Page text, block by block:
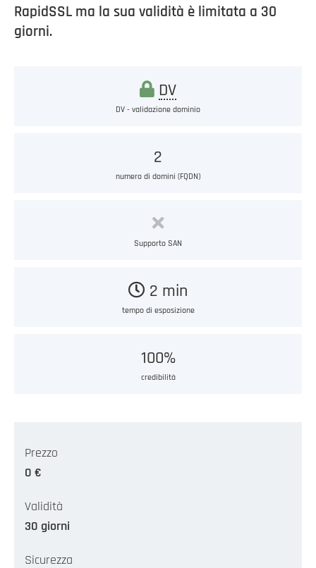
RapidSSL ma la sua validità è limitata a 30
giorni.
DV
DV - validazione dominio
2
numero di domini (FQDN)
Supporto SAN
2 min
tempo di esposizione
100%
credibilità
Prezzo
0 €
Validità
30 giorni
Sicurezza